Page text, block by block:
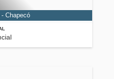
Chapecó